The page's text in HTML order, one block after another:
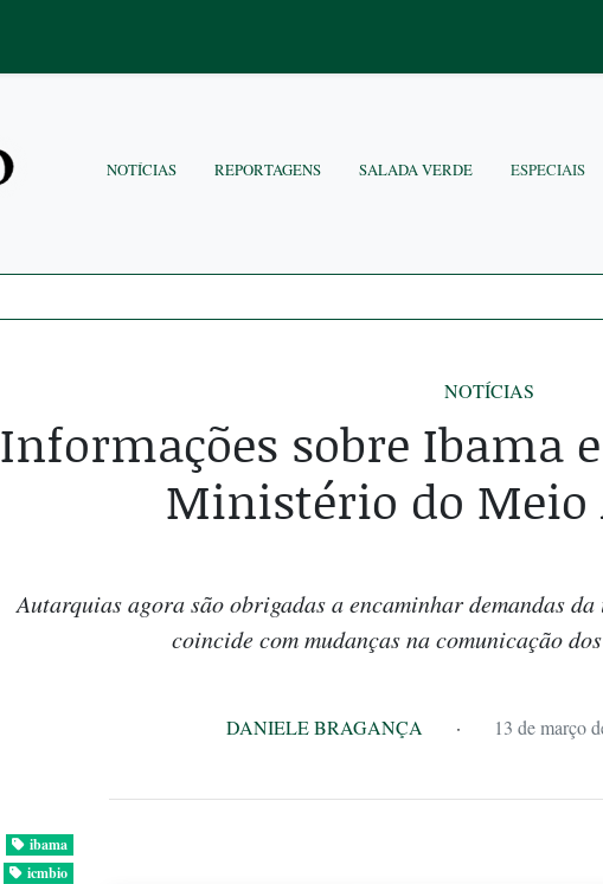
NOTÍCIAS REPORTAGENS SALADA VERDE ESPECIAIS
NOTÍCIAS
Informações sobre Ibama
Ministério do Meio
Autarquias agora são obrigadas a encaminhar demandas
coincide com mudanças na comunicação
DANIELE BRAGANÇA · 13 de março
ibama
icmbio